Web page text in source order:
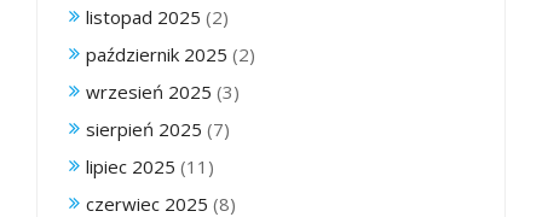
listopad 2025 (2)
październik 2025 (2)
wrzesień 2025 (3)
sierpień 2025 (7)
lipiec 2025 (11)
czerwiec 2025 (8)